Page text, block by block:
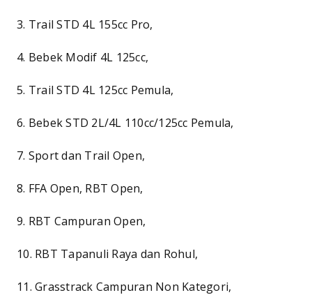
3. Trail STD 4L 155cc Pro,
4. Bebek Modif 4L 125cc,
5. Trail STD 4L 125cc Pemula,
6. Bebek STD 2L/4L 110cc/125cc Pemula,
7. Sport dan Trail Open,
8. FFA Open, RBT Open,
9. RBT Campuran Open,
10. RBT Tapanuli Raya dan Rohul,
11. Grasstrack Campuran Non Kategori,